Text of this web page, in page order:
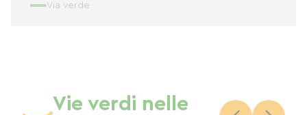
Via verde
Vie verdi nelle